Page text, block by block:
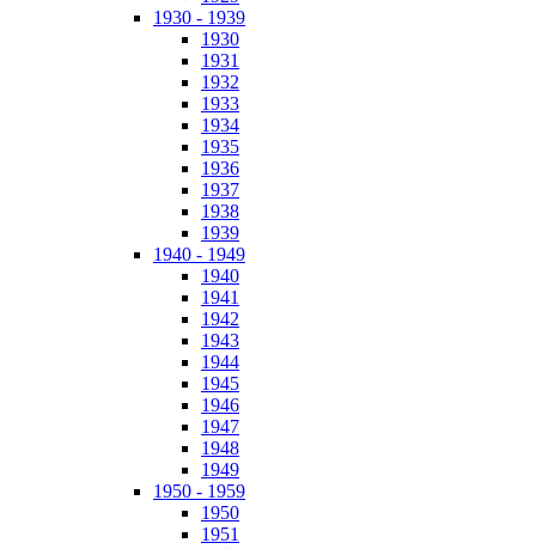
1930 - 1939
1930
1931
1932
1933
1934
1935
1936
1937
1938
1939
1940 - 1949
1940
1941
1942
1943
1944
1945
1946
1947
1948
1949
1950 - 1959
1950
1951